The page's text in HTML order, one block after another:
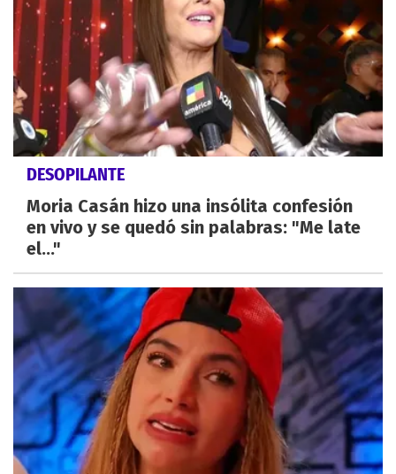
DESOPILANTE
Moria Casán hizo una insólita confesión
en vivo y se quedó sin palabras: "Me late
el..."